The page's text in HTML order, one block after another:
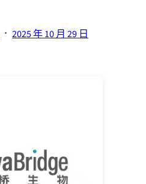
· 2025 年 10 月 29 日